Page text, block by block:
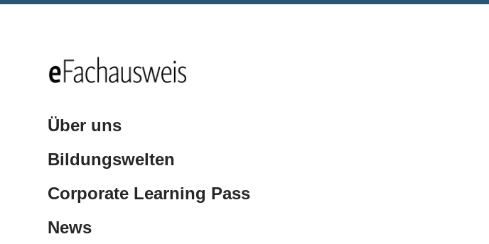
Über uns
Bildungswelten
Corporate Learning Pass
News